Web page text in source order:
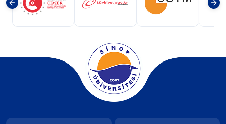
(yeni sekmede açılır)(yeni sekmede açılır)(yeni sekmede
(yeni sekmede açılır)